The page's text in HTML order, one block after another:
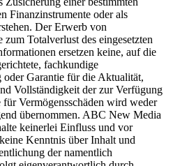
Finanzinstrumente oder als
Der Erwerb von
Totalverlust des eingesetzten
ersetzen keine, auf die
fachkundige
Garantie für die Aktualität,
Vollständigkeit der zur Verfügung
Vermögensschäden wird weder
übernommen. ABC New Media
keinerlei Einfluss und vor
Kenntnis über Inhalt und
der namentlich